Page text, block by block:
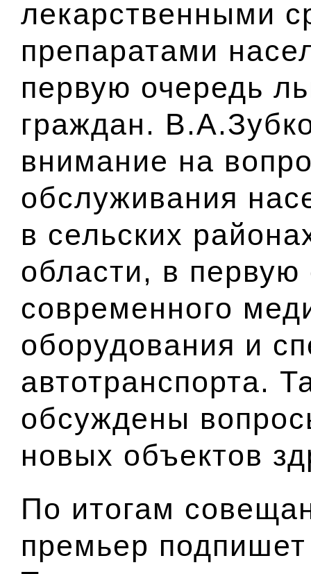
лекарственными
препаратами
первую очередь
граждан.
внимание на
обслуживания
в сельских
области, в
современного
оборудования и
автотранспорта.
обсуждены
новых объектов
По итогам
премьер